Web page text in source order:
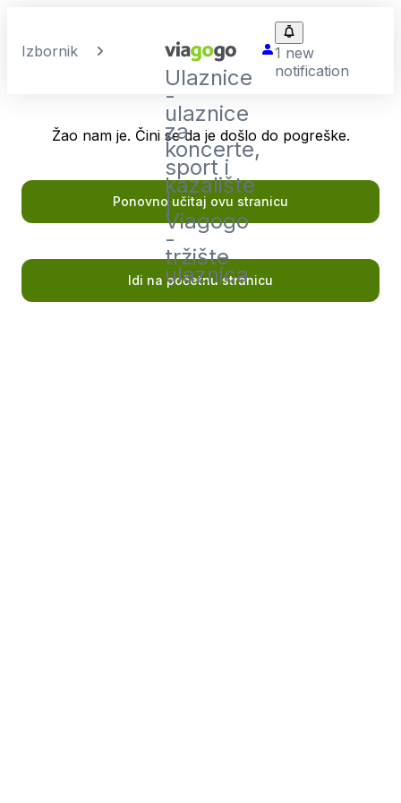
Izbornik
Ulaznice
-
ulaznice
za
koncerte,
sport i
kazalište
|
Viagogo
-
tržište
ulaznica
1 new
notification
Žao nam je. Čini se da je došlo do pogreške.
Ponovno učitaj ovu stranicu
Idi na početnu stranicu